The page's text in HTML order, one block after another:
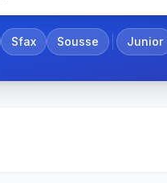
Sfax Sousse Junior